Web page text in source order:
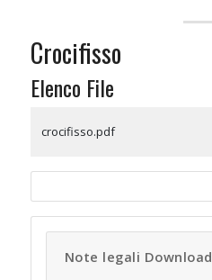
Crocifisso
Elenco File
crocifisso.pdf
Note legali Download